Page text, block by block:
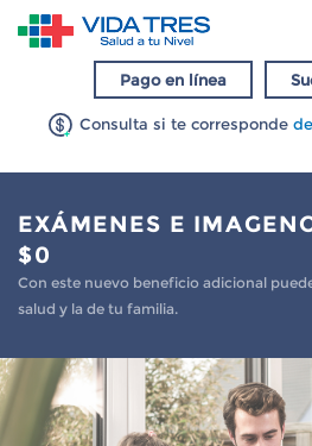
Pago en línea
Consulta si te corresponde
EXÁMENES E
$0
Con este nuevo beneficio adicional
salud y la de tu familia.